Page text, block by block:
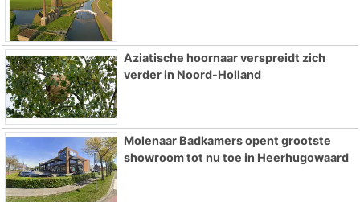
Aziatische hoornaar verspreidt zich
verder in Noord-Holland
Molenaar Badkamers opent grootste
showroom tot nu toe in Heerhugowaard